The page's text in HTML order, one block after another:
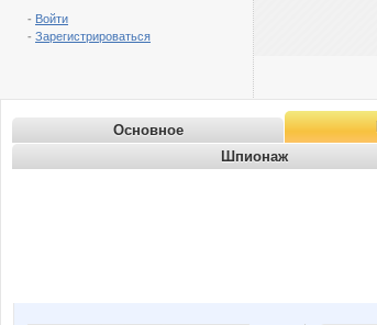
- Войти
- Зарегистрироваться
Основное
Шпионаж